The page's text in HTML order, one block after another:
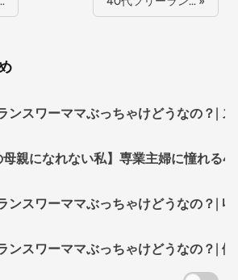
ンスワーママぶっちゃけどうなの？|
親になれない私】専業主婦に憧れる
ンスワーママぶっちゃけどうなの？| 収
ンスワーママぶっちゃけどうなの？| 働